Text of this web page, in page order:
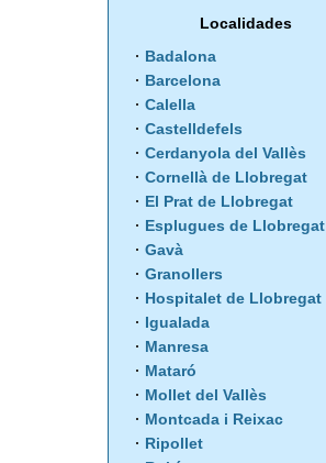
Localidades
Badalona
Barcelona
Calella
Castelldefels
Cerdanyola del Vallès
Cornellà de Llobregat
El Prat de Llobregat
Esplugues de Llobregat
Gavà
Granollers
Hospitalet de Llobregat
Igualada
Manresa
Mataró
Mollet del Vallès
Montcada i Reixac
Ripollet